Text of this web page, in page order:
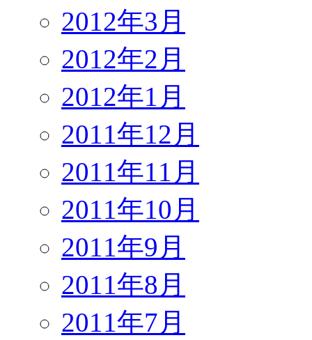
2012年3月
2012年2月
2012年1月
2011年12月
2011年11月
2011年10月
2011年9月
2011年8月
2011年7月